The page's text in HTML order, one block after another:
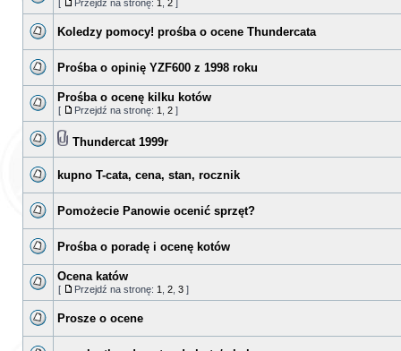
Przejdź na stronę: 1 2
Koledzy pomocy! prośba o ocene Thundercata
Prośba o opinię YZF600 z 1998 roku
Prośba o ocenę kilku kotów
[ Przejdź na stronę: 1 2 ]
Thundercat 1999r
kupno T-cata, cena, stan, rocznik
Pomożecie Panowie ocenić sprzęt?
Prośba o poradę i ocenę kotów
Ocena katów
[ Przejdź na stronę: 1 2 3 ]
Prosze o ocene